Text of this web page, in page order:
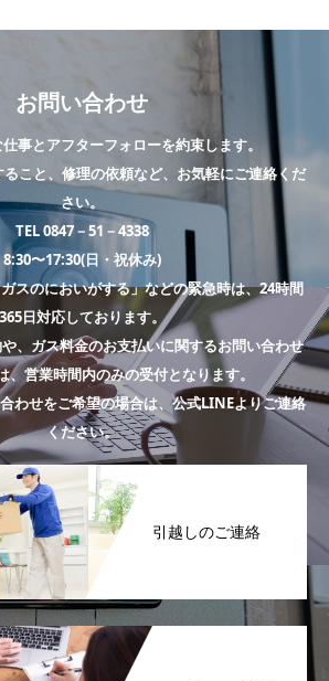
お問い合わせ
事とアフターフォローを約束します。
こと、修理の依頼など、お気軽にご連絡くだ
さい。
TEL 0847－51－4338
8:30〜17:30(日・祝休み)
スのにおいがする」などの緊急時は、24時間
365日対応しております。
、ガス料金のお支払いに関するお問い合わせ
、営業時間内のみの受付となります。
わせをご希望の場合は、公式LINEよりご連絡
ください。
引越しのご連絡